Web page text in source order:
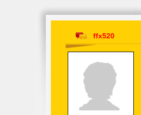
ffx520